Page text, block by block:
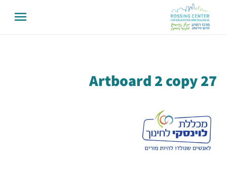
Artboard 2 copy 27